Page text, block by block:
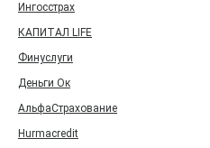
Ингосстрах
КАПИТАЛ LIFE
Финуслуги
Деньги Ок
АльфаСтрахование
Hurmacredit